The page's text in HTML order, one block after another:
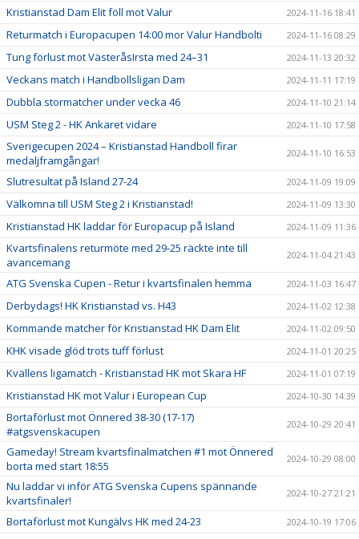
Kristianstad Dam Elit föll mot Valur 2024-11-16 18:41
Returmatch i Europacupen 14:00 mor Valur Handbolti 2024-11-16 08:29
Tung förlust mot VästeråsIrsta med 24–31 2024-11-13 20:32
Veckans match i Handbollsligan Dam 2024-11-11 17:19
Dubbla stormatcher under vecka 46 2024-11-10 21:14
USM Steg 2 - HK Ankaret vidare 2024-11-10 17:58
Sverigecupen 2024 – Kristianstad Handboll firar
medaljframgångar!
2024-11-10 16:53
Slutresultat på Island 27-24 2024-11-09 19:09
Välkomna till USM Steg 2 i Kristianstad! 2024-11-09 13:30
Kristianstad HK laddar för Europacup på Island 2024-11-09 11:36
Kvartsfinalens returmöte med 29-25 räckte inte till
avancemang
2024-11-04 21:43
ATG Svenska Cupen - Retur i kvartsfinalen hemma 2024-11-03 16:47
Derbydags! HK Kristianstad vs. H43 2024-11-02 12:38
Kommande matcher för Kristianstad HK Dam Elit 2024-11-02 09:50
KHK visade glöd trots tuff förlust 2024-11-01 20:25
Kvällens ligamatch - Kristianstad HK mot Skara HF 2024-11-01 07:19
Kristianstad HK mot Valur i European Cup 2024-10-30 14:39
Bortaförlust mot Önnered 38-30 (17-17)
#atgsvenskacupen
2024-10-29 20:41
Gameday! Stream kvartsfinalmatchen #1 mot Önnered
borta med start 18:55
2024-10-29 08:00
Nu laddar vi inför ATG Svenska Cupens spännande
kvartsfinaler!
2024-10-27 21:21
Bortaförlust mot Kungälvs HK med 24-23 2024-10-19 17:06